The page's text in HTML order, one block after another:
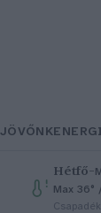
JÖVŐNK
Hétfő–
Max 36°